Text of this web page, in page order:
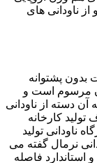
از ناودانی های
بدون پشتوانه
مرسوم است و
آن دسته از ناودانی
کارخانه
ناودانی تولید
نرمال گفته می
فاصله